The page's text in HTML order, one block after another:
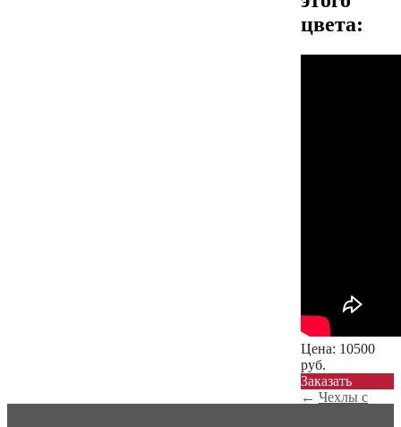
цвета:
Цена: 10500
руб.
Заказать
← Чехлы с